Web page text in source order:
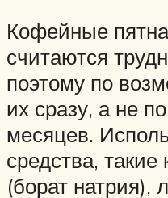
Кофейные
считаются
поэтому по
их сразу, а не
месяцев.
средства, такие
(борат